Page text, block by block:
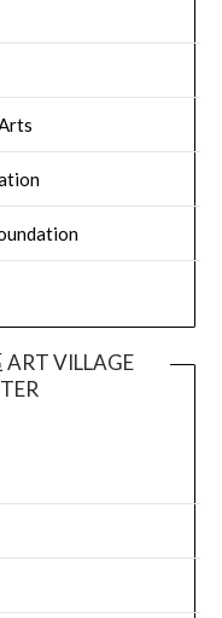
VILLAGE